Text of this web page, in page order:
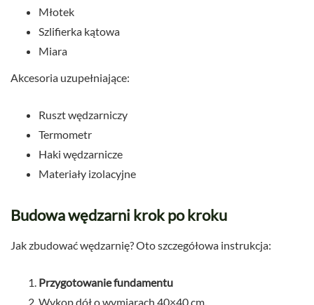
Młotek
Szlifierka kątowa
Miara
Akcesoria uzupełniające:
Ruszt wędzarniczy
Termometr
Haki wędzarnicze
Materiały izolacyjne
Budowa wędzarni krok po kroku
Jak zbudować wędzarnię? Oto szczegółowa instrukcja:
Przygotowanie fundamentu
Wykop dół o wymiarach 40×40 cm.